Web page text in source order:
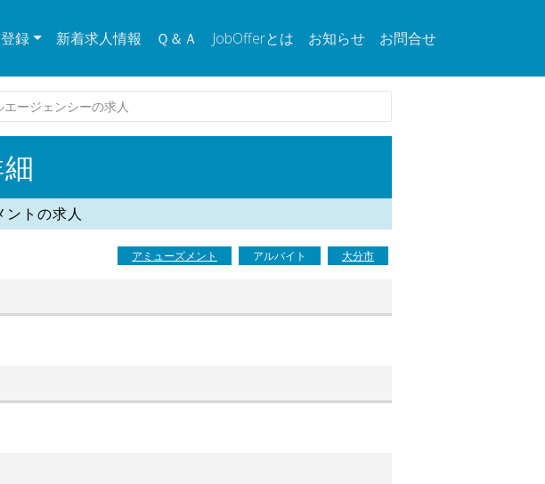
録 新着求人情報 Ｑ＆Ａ JobOfferとは お知らせ お問合せ
ージェンシーの求人
ントの求人
アミューズメント アルバイト 大分市